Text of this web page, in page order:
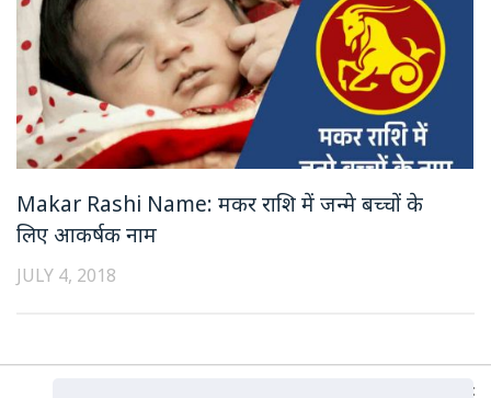
Makar Rashi Name: मकर राशि में जन्मे बच्चों के
लिए आकर्षक नाम
JULY 4, 2018